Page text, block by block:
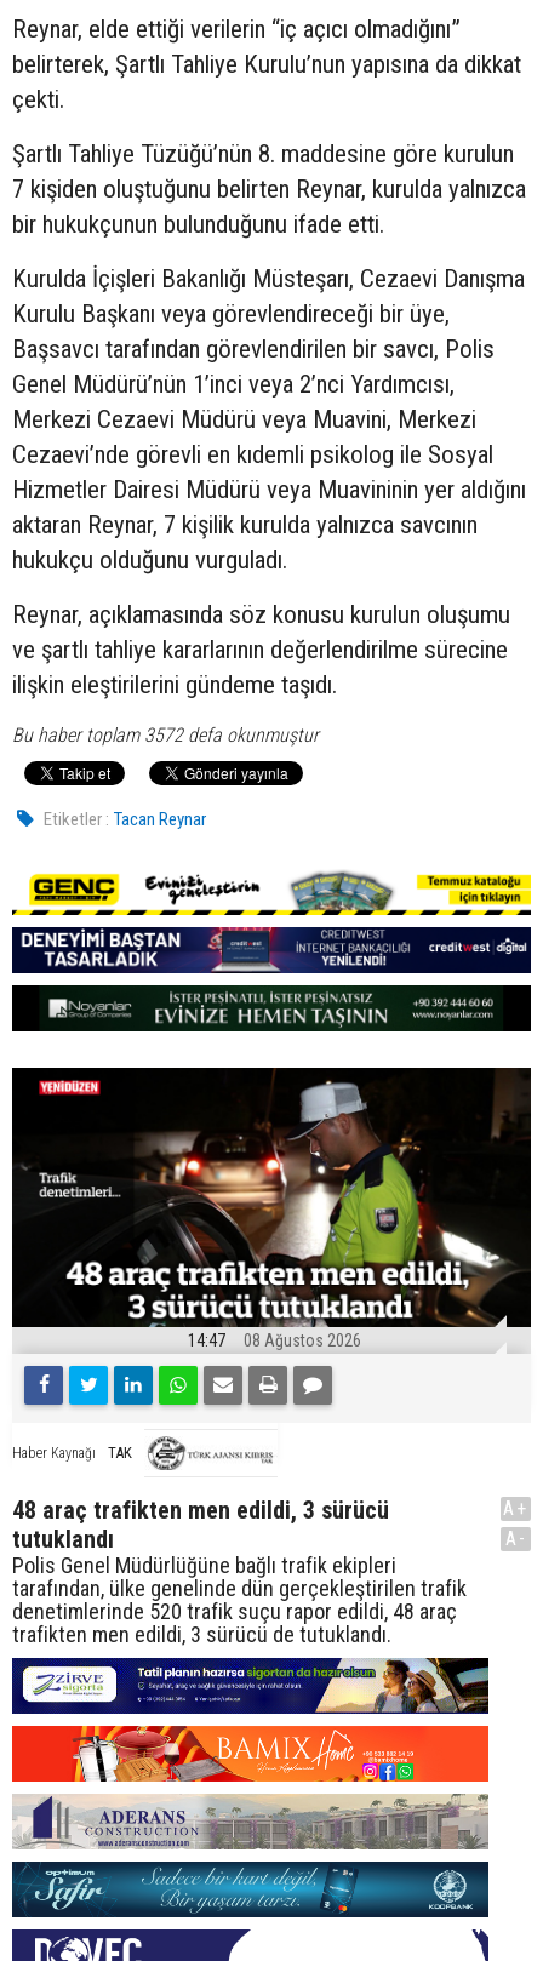
Reynar, elde ettiği verilerin “iç açıcı olmadığını”
belirterek, Şartlı Tahliye Kurulu’nun yapısına da dikkat
çekti.
Şartlı Tahliye Tüzüğü’nün 8. maddesine göre kurulun
7 kişiden oluştuğunu belirten Reynar, kurulda yalnızca
bir hukukçunun bulunduğunu ifade etti.
Kurulda İçişleri Bakanlığı Müsteşarı, Cezaevi Danışma
Kurulu Başkanı veya görevlendireceği bir üye,
Başsavcı tarafından görevlendirilen bir savcı, Polis
Genel Müdürü’nün 1’inci veya 2’nci Yardımcısı,
Merkezi Cezaevi Müdürü veya Muavini, Merkezi
Cezaevi’nde görevli en kıdemli psikolog ile Sosyal
Hizmetler Dairesi Müdürü veya Muavininin yer aldığını
aktaran Reynar, 7 kişilik kurulda yalnızca savcının
hukukçu olduğunu vurguladı.
Reynar, açıklamasında söz konusu kurulun oluşumu
ve şartlı tahliye kararlarının değerlendirilme sürecine
ilişkin eleştirilerini gündeme taşıdı.
Bu haber toplam 3572 defa okunmuştur
Etiketler : Tacan Reynar
14:47 08 Ağustos 2026
Haber Kaynağı TAK
48 araç trafikten men edildi, 3 sürücü
tutuklandı
Polis Genel Müdürlüğüne bağlı trafik ekipleri
tarafından, ülke genelinde dün gerçekleştirilen trafik
denetimlerinde 520 trafik suçu rapor edildi, 48 araç
trafikten men edildi, 3 sürücü de tutuklandı.
A+
A-